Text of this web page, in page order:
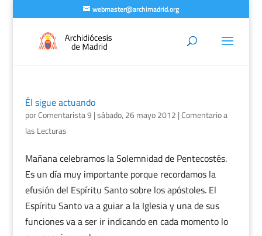
webmaster@archimadrid.org
Él sigue actuando
porComentarista 9 |sábado, 26 mayo 2012 |Comentario a
las Lecturas
Mañana celebramos la Solemnidad de Pentecostés.
Es un día muy importante porque recordamos la
efusión del Espíritu Santo sobre los apóstoles. El
Espíritu Santo va a guiar a la Iglesia y una de sus
funciones va a ser ir indicando en cada momento lo